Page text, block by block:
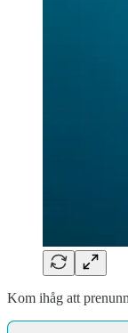
Kom ihåg att